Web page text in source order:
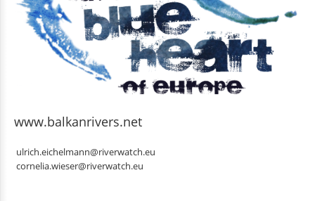
www.balkanrivers.net
ulrich.eichelmann@riverwatch.eu
cornelia.wieser@riverwatch.eu